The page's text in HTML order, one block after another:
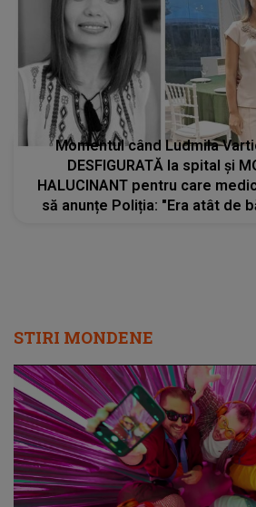
Momentul când Ludmila
DESFIGURATĂ la spital și
HALUCINANT pentru care
să anunțe Poliția: "Era atât de
STIRI MONDENE